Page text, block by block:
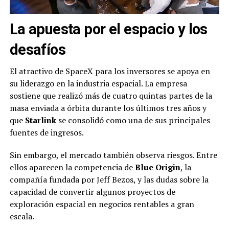
La apuesta por el espacio y los
desafíos
El atractivo de SpaceX para los inversores se apoya en
su liderazgo en la industria espacial. La empresa
sostiene que realizó más de cuatro quintas partes de la
masa enviada a órbita durante los últimos tres años y
que Starlinkse consolidó como una de sus principales
fuentes de ingresos.
Sin embargo, el mercado también observa riesgos. Entre
ellos aparecen la competencia deBlue Origin, la
compañía fundada por Jeff Bezos, y las dudas sobre la
capacidad de convertir algunos proyectos de
exploración espacial en negocios rentables a gran
escala.